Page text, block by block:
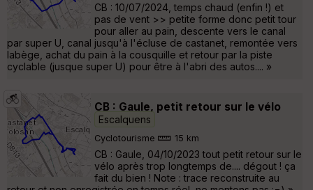
CB : 10/07/2024, temps chaud (enfin !) et
pas de vent >> petite forme donc petit tour
pour aller au pain, descente vers le canal
par super U, canal jusqu'à l'écluse de castanet, remontée vers
labège, achat du pain à la cousquille et retour par la piste
cyclable (jusque super U) pour être à l'abri des autos.... »
CB : Gaule, petit retour sur le vélo
Escalquens
Cyclotourisme 15 km
CB : Gaule, 04/10/2023 tout petit retour sur le
vélo après trop longtemps de.... dégout ! ça
fait du bien ! Note : trace reconstruite au